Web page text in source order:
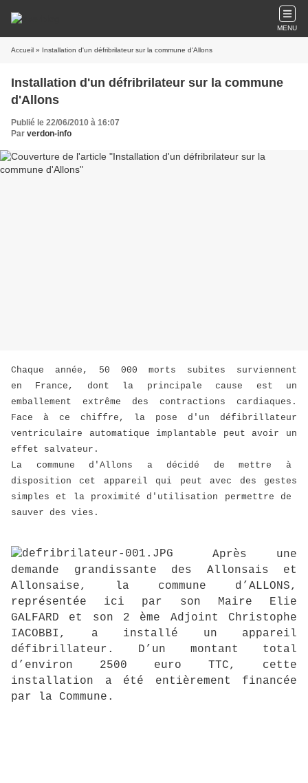
MENU
Accueil » Installation d'un défribrilateur sur la commune d'Allons
Installation d'un défribrilateur sur la commune
d'Allons
Publié le 22/06/2010 à 16:07
Par verdon-info
Chaque année, 50 000 morts subites surviennent
en France, dont la principale cause est un
emballement extrême des contractions cardiaques.
Face à ce chiffre, la pose d'un défibrillateur
ventriculaire automatique implantable peut avoir un
effet salvateur.
La commune d'Allons a décidé de mettre à
disposition cet appareil qui peut avec des gestes
simples et la proximité d'utilisation permettre de
sauver des vies.
Après une
demande grandissante des Allonsais et
Allonsaise, la commune d’ALLONS,
représentée ici par son Maire Elie
GALFARD et son 2 ème Adjoint Christophe
IACOBBI, a installé un appareil
défibrillateur. D’un montant total
d’environ 2500 euro TTC, cette
installation a été entièrement financée
par la Commune.